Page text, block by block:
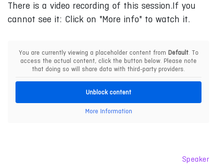
There is a video recording of this session.If you
cannot see it: Click on "More info" to watch it.
You are currently viewing a placeholder content from Default. To
access the actual content, click the button below. Please note
that doing so will share data with third-party providers.
Unblock content
More Information
Speaker